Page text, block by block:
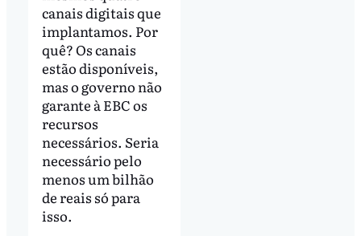
canais digitais que
implantamos. Por
quê? Os canais
estão disponíveis,
mas o governo não
garante à EBC os
recursos
necessários. Seria
necessário pelo
menos um bilhão
de reais só para
isso.